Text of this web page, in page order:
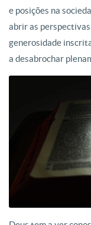
e posições na
abrir as perspectivas
generosidade
a desabrochar